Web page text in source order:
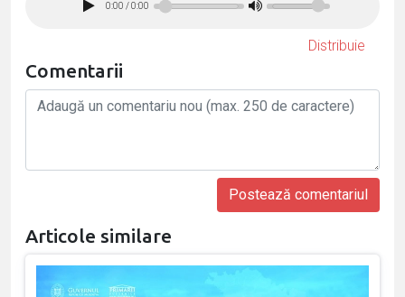
0:00 /0:00
Distribuie
Comentarii
Articole similare